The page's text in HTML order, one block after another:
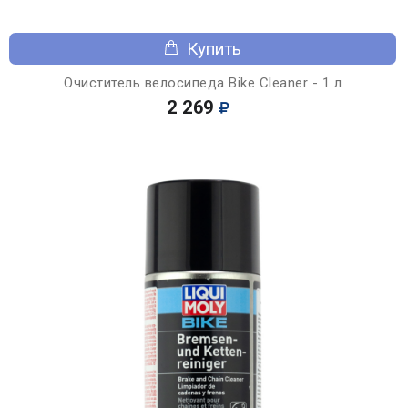
Купить
Очиститель велосипеда Bike Cleaner - 1 л
2 269